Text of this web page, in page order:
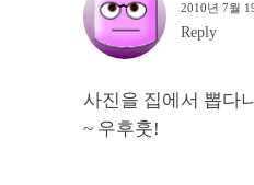
2010년 7월
Reply
사진을 집에서 뽑다
~ 우후훗!